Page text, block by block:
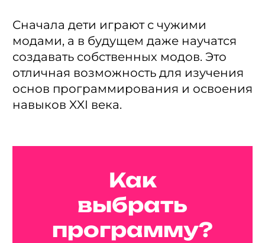
Сначала дети играют с чужими
модами, а в будущем даже научатся
создавать собственных модов. Это
отличная возможность для изучения
основ программирования и освоения
навыков XXI века.
Как
выбрать
программу?